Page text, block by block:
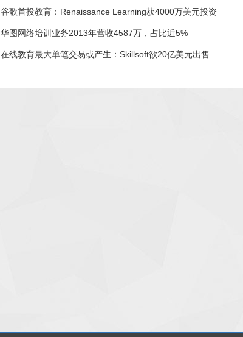
谷歌首投教育：Renaissance Learning获4000万美元投资
华图网络培训业务2013年营收4587万，占比近5%
在线教育最大单笔交易或产生：Skillsoft欲20亿美元出售